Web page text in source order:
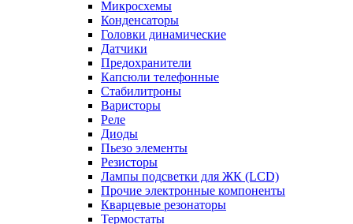
Микросхемы
Конденсаторы
Головки динамические
Датчики
Предохранители
Капсюли телефонные
Стабилитроны
Варисторы
Реле
Диоды
Пьезо элементы
Резисторы
Лампы подсветки для ЖК (LCD)
Прочие электронные компоненты
Кварцевые резонаторы
Термостаты